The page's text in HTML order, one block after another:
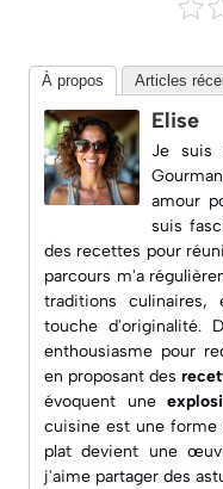
À propos Articles
Elise
Je suis
amour
suis
des recettes pour
parcours m'a
traditions culinaires,
touche d'originalité.
enthousiasme pour
en proposant des
évoquent une
cuisine est une forme
plat devient une
j'aime partager des